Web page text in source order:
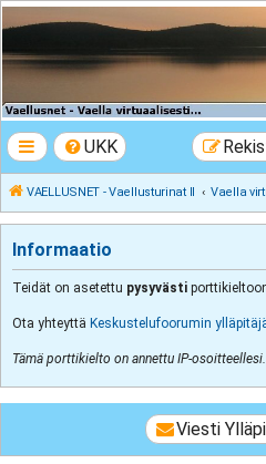
VAELLUSNET -
Vaellusturinat II
UKK
VAELLUSNET - Vaellusturinat II Vaella
Informaatio
Teidät on asetettu pysyvästi
Ota yhteyttä Keskustelufoorumin
Tämä porttikielto on annettu IP-osoitteellesi.
Viesti